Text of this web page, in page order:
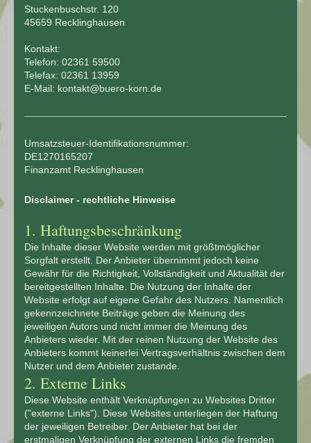
Stuckenbuschstr. 120
45659 Recklinghausen
Kontakt:
Telefon: 02361 59500
Telefax: 02361 13959
E-Mail: kontakt@buero-korn.de
Umsatzsteuer-Identifikationsnummer:
DE1270165207
Finanzamt Recklinghausen
Disclaimer - rechtliche Hinweise
1. Haftungsbeschränkung
Die Inhalte dieser Website werden mit größtmöglicher
Sorgfalt erstellt. Der Anbieter übernimmt jedoch keine
Gewähr für die Richtigkeit, Vollständigkeit und Aktualität der
bereitgestellten Inhalte. Die Nutzung der Inhalte der
Website erfolgt auf eigene Gefahr des Nutzers. Namentlich
gekennzeichnete Beiträge geben die Meinung des
jeweiligen Autors und nicht immer die Meinung des
Anbieters wieder. Mit der reinen Nutzung der Website des
Anbieters kommt keinerlei Vertragsverhältnis zwischen dem
Nutzer und dem Anbieter zustande.
2. Externe Links
Diese Website enthält Verknüpfungen zu Websites Dritter
("externe Links"). Diese Websites unterliegen der Haftung
der jeweiligen Betreiber. Der Anbieter hat bei der
erstmaligen Verknüpfung der externen Links die fremden